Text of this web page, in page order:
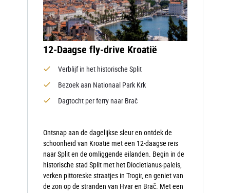
12-Daagse fly-drive Kroatië
Verblijf in het historische Split
Bezoek aan Nationaal Park Krk
Dagtocht per ferry naar Brač
Ontsnap aan de dagelijkse sleur en ontdek de
schoonheid van Kroatië met een 12-daagse reis
naar Split en de omliggende eilanden. Begin in de
historische stad Split met het Diocletianus-paleis,
verken pittoreske straatjes in Trogir, en geniet van
de zon op de stranden van Hvar en Brač. Met een